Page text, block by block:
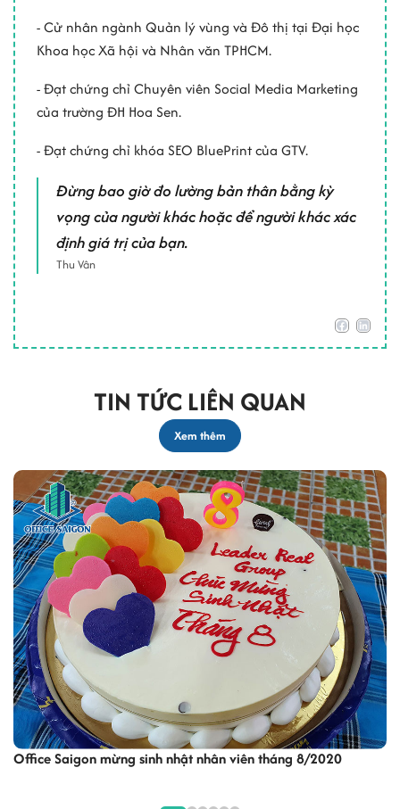
- Cử nhân ngành Quản lý vùng và Đô thị tại Đại học
Khoa học Xã hội và Nhân văn TPHCM.
- Đạt chứng chỉ Chuyên viên Social Media Marketing
của trường ĐH Hoa Sen.
- Đạt chứng chỉ khóa SEO BluePrint của GTV.
Đừng bao giờ đo lường bản thân bằng kỳ
vọng của người khác hoặc để người khác xác
định giá trị của bạn.
Thu Vân
TIN TỨC LIÊN QUAN
Xem thêm
8/2020
Office Saigon tham dự khai trương văn